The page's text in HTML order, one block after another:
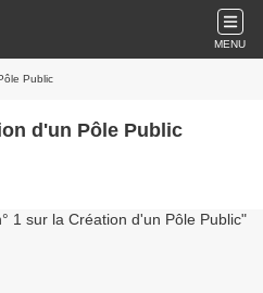
MENU
Public
d'un Pôle Public